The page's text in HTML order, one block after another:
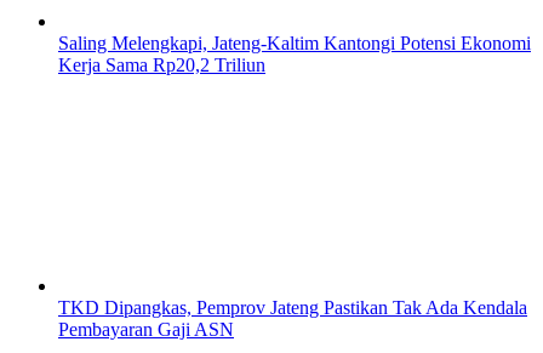
Saling Melengkapi, Jateng-Kaltim Kantongi Potensi Ekonomi
Kerja Sama Rp20,2 Triliun
TKD Dipangkas, Pemprov Jateng Pastikan Tak Ada Kendala
Pembayaran Gaji ASN